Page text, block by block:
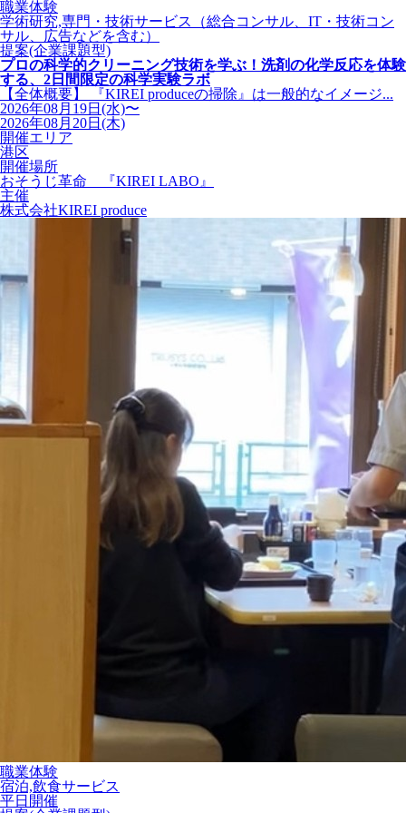
職業体験
学術研究,専門・技術サービス（総合コンサル、IT・技術コン
サル、広告などを含む）
提案(企業課題型)
プロの科学的クリーニング技術を学ぶ！洗剤の化学反応を体験
する、2日間限定の科学実験ラボ
【全体概要】 『KIREI produceの掃除』は一般的なイメージ...
2026年08月19日(水)〜
2026年08月20日(木)
開催エリア
港区
開催場所
おそうじ革命 『KIREI LABO』
主催
株式会社KIREI produce
職業体験
宿泊,飲食サービス
平日開催